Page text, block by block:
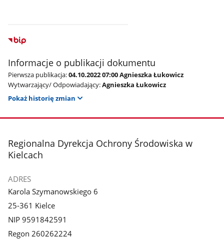
Informacje o publikacji dokumentu
Pierwsza publikacja:04.10.2022 07:00 Agnieszka Łukowicz
Wytwarzający/ Odpowiadający:Agnieszka Łukowicz
Pokaż historię zmian
stopka
Regionalna Dyrekcja Ochrony Środowiska w
Kielcach
ADRES
Karola Szymanowskiego 6
25-361 Kielce
NIP 9591842591
Regon 260262224